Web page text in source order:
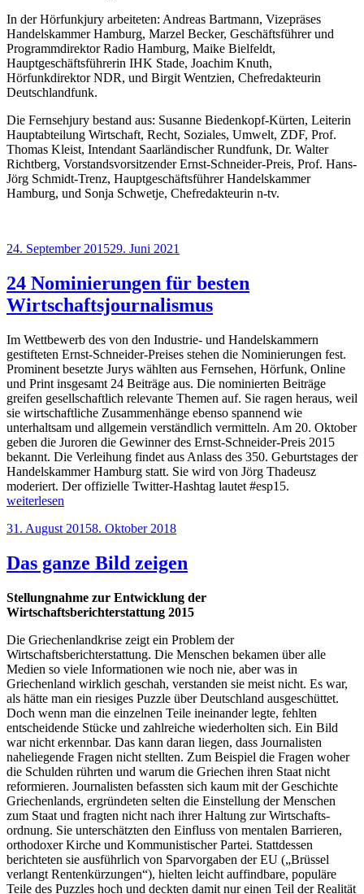
In der Hörfunkjury arbeiteten: Andreas Bartmann, Vizepräses
Handelskammer Hamburg, Marzel Becker, Geschäftsführer und
Programmdirektor Radio Hamburg, Maike Bielfeldt,
Hauptgeschäftsführerin IHK Stade, Joachim Knuth,
Hörfunkdirektor NDR, und Birgit Wentzien, Chefredakteurin
Deutschlandfunk.
Die Fernsehjury bestand aus: Susanne Biedenkopf-Kürten, Leiterin
Hauptabteilung Wirtschaft, Recht, Soziales, Umwelt, ZDF, Prof.
Thomas Kleist, Intendant Saarländischer Rundfunk, Dr. Walter
Richtberg, Vorstandsvorsitzender Ernst-Schneider-Preis, Prof. Hans-
Jörg Schmidt-Trenz, Hauptgeschäftsführer Handelskammer
Hamburg, und Sonja Schwetje, Chefredakteurin n-tv.
Veröffentlicht
24. September 201529. Juni 2021
24 Nominierungen für besten
Wirtschaftsjournalismus
Im Wettbewerb des von den Industrie- und Han­delskammern
gestifteten Ernst-Schneider-Preises stehen die Nomi­nierun­gen fest.
Prominent besetzte Jurys wählten aus Fernsehen, Hör­funk, Online
und Print insgesamt 24 Beiträge aus. Die nominierten Beiträge
greifen gesellschaftlich relevante Themen auf. Sie ragen heraus, weil
sie wirtschaftliche Zusammenhänge ebenso spannend wie
unterhaltsam und allgemein verständlich vermitteln. Am 20. Oktober
geben die Juroren die Gewinner des Ernst-Schneider-Preis 2015
bekannt. Die Verleihung findet aus Anlass des 350. Geburtstages der
Handelskammer Hamburg statt. Sie wird von Jörg Thadeusz
moderiert. Der offizielle Twitter-Hashtag lautet #esp15.
„24
für
Wirtschaftsjournalismus“
weiterlesen
Veröffentlicht
31. August 20158. Oktober 2018
Das ganze Bild zeigen
Stellungnahme zur Entwicklung der
Wirtschaftsberichterstattung 2015
Die Griechenlandkrise zeigt ein Problem der
Wirtschaftsberichterstattung. Die Menschen bekamen über alle
Medien so viele Informationen wie noch nie, aber was in
Griechenland wirklich geschah, verstanden sie meist nicht. Es war,
als hätte man ein riesiges Puzzle über Deutschland ausgeschüttet.
Doch wenn man die einzelnen Teile ineinander legte, fehlten
entscheidende Stücke und zahlreiche wiederholten sich. Ein Bild
war nicht erkennbar. Das kann daran liegen, dass Journalisten
naheliegende Fragen nicht stellten. Zum Beispiel die Fragen woher
die Schulden rührten und warum die Griechen ihren Staat nicht
reformieren. Journalisten befassten sich kaum mit der Geschichte
Griechenlands, ergründeten selten die Einstellung der Menschen
zum Staat und fragten nicht nach ihrer Haltung zur Wirtschafts­
ordnung. Sie unterschätzten den Einfluss von mentalen Barrieren,
orthodoxer Kirche und Kommunistischer Partei. Stattdessen
berichteten sie ausführlich von Sparvorgaben der EU („Brüssel
verlangt Rentenkürzungen“), hielten leicht auffindbare, populäre
Teile des Puzzles hoch und deckten damit nur einen Teil der Realität